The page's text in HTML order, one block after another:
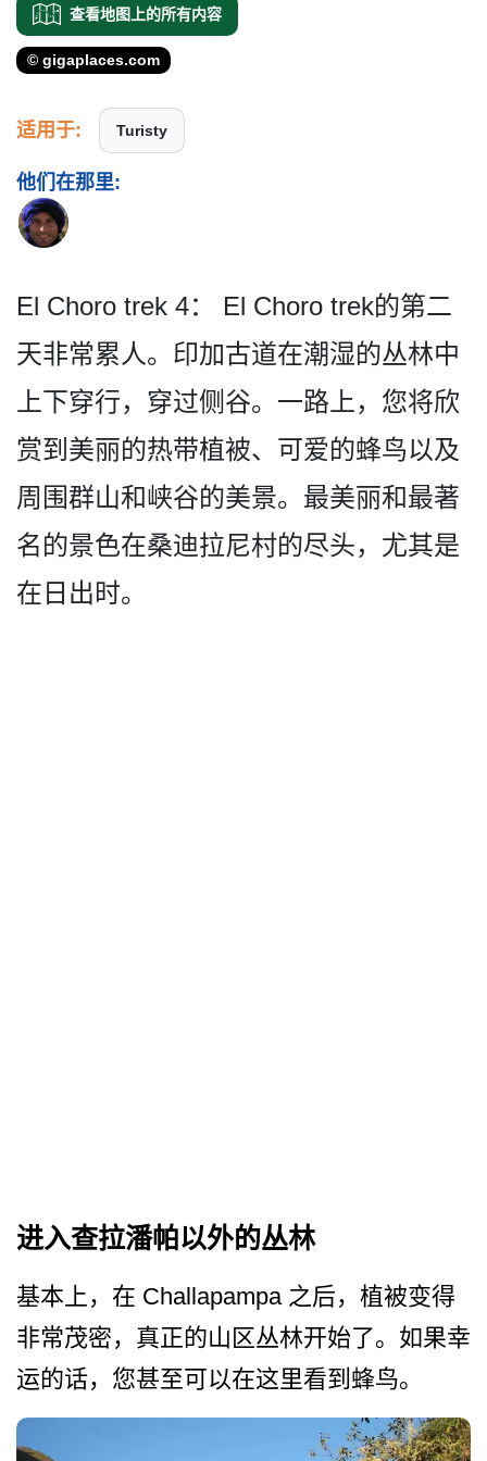
查看地图上的所有内容
© gigaplaces.com
适用于: Turisty
他们在那里:
El Choro trek 4： El Choro trek的第二
天非常累人。­印加古道在潮湿的丛林中
上下穿行，穿过侧谷。一路上­，您将欣
赏到美丽的热带植被、可爱的蜂鸟以及
周围群­山和峡谷的美景。最美丽和最著
名的景色在桑迪拉尼村­的尽头，尤其是
在日出时。
进入查拉潘帕以外的丛林
基本上，在 Challapampa 之后，植被变得
非常茂密，真­正的山区丛林开始了。如果幸
运的话，您甚至可以在这­里看到蜂鸟。